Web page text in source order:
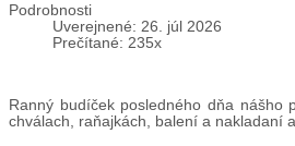
Podrobnosti
Uverejnené: 26. júl 2026
Prečítané: 235x
Ranný budíček posledného dňa
chválach, raňajkách, balení a nakladaní